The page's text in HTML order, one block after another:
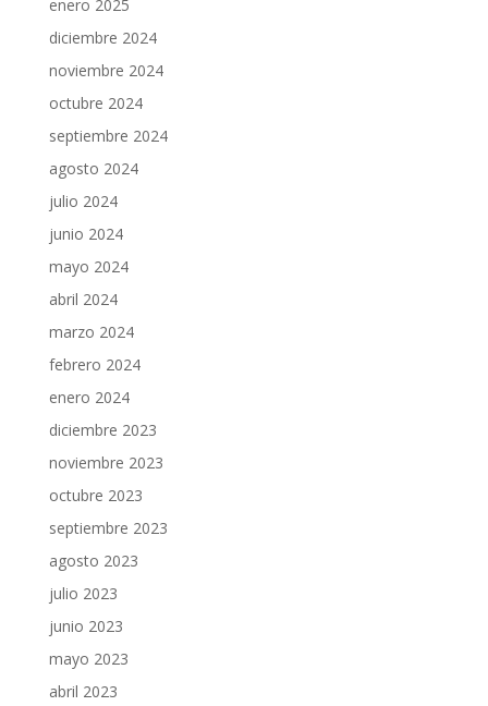
enero 2025
diciembre 2024
noviembre 2024
octubre 2024
septiembre 2024
agosto 2024
julio 2024
junio 2024
mayo 2024
abril 2024
marzo 2024
febrero 2024
enero 2024
diciembre 2023
noviembre 2023
octubre 2023
septiembre 2023
agosto 2023
julio 2023
junio 2023
mayo 2023
abril 2023